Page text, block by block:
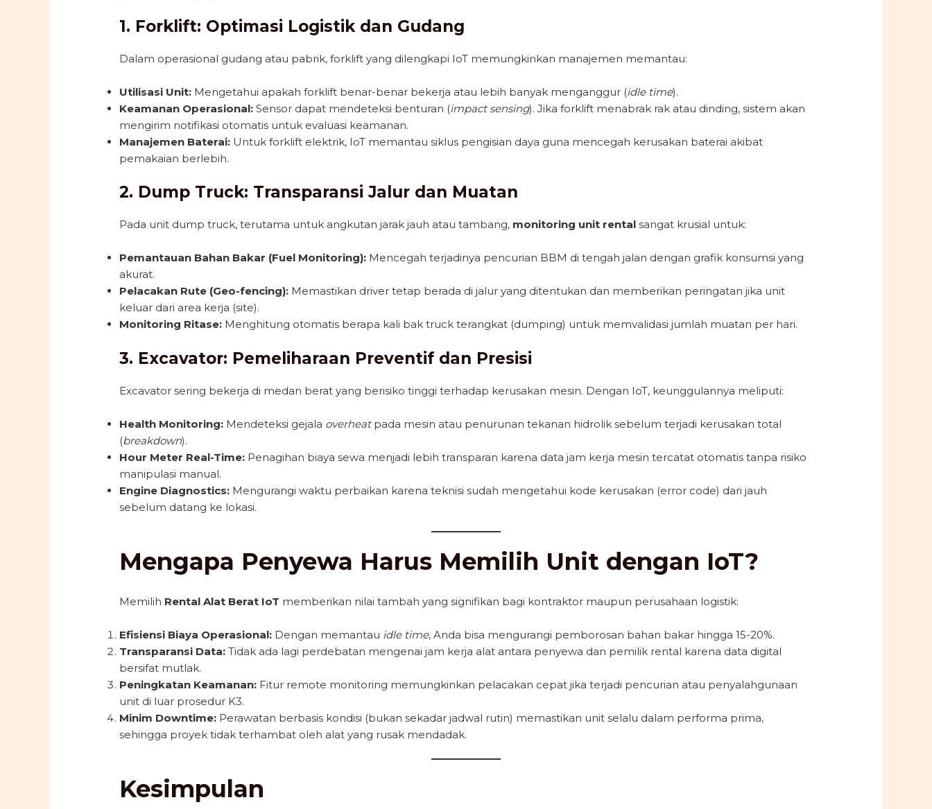
1. Forklift: Optimasi Logistik dan Gudang
Dalam operasional gudang atau pabrik, forklift yang dilengkapi IoT memungkinkan manajemen memantau:
Utilisasi Unit: Mengetahui apakah forklift benar-benar bekerja atau lebih banyak menganggur (idle time).
Keamanan Operasional: Sensor dapat mendeteksi benturan (impact sensing). Jika forklift menabrak rak atau dinding, sistem akan
mengirim notifikasi otomatis untuk evaluasi keamanan.
Manajemen Baterai: Untuk forklift elektrik, IoT memantau siklus pengisian daya guna mencegah kerusakan baterai akibat
pemakaian berlebih.
2. Dump Truck: Transparansi Jalur dan Muatan
Pada unit dump truck, terutama untuk angkutan jarak jauh atau tambang, monitoring unit rental sangat krusial untuk:
Pemantauan Bahan Bakar (Fuel Monitoring): Mencegah terjadinya pencurian BBM di tengah jalan dengan grafik konsumsi yang
akurat.
Pelacakan Rute (Geo-fencing): Memastikan driver tetap berada di jalur yang ditentukan dan memberikan peringatan jika unit
keluar dari area kerja (site).
Monitoring Ritase: Menghitung otomatis berapa kali bak truck terangkat (dumping) untuk memvalidasi jumlah muatan per hari.
3. Excavator: Pemeliharaan Preventif dan Presisi
Excavator sering bekerja di medan berat yang berisiko tinggi terhadap kerusakan mesin. Dengan IoT, keunggulannya meliputi:
Health Monitoring: Mendeteksi gejala overheatpada mesin atau penurunan tekanan hidrolik sebelum terjadi kerusakan total
(breakdown).
Hour Meter Real-Time: Penagihan biaya sewa menjadi lebih transparan karena data jam kerja mesin tercatat otomatis tanpa risiko
manipulasi manual.
Engine Diagnostics: Mengurangi waktu perbaikan karena teknisi sudah mengetahui kode kerusakan (error code) dari jauh
sebelum datang ke lokasi.
Mengapa Penyewa Harus Memilih Unit dengan IoT?
Memilih Rental Alat Berat IoT memberikan nilai tambah yang signifikan bagi kontraktor maupun perusahaan logistik:
Efisiensi Biaya Operasional: Dengan memantau idle time, Anda bisa mengurangi pemborosan bahan bakar hingga 15-20%.
Transparansi Data: Tidak ada lagi perdebatan mengenai jam kerja alat antara penyewa dan pemilik rental karena data digital
bersifat mutlak.
Peningkatan Keamanan: Fitur remote monitoring memungkinkan pelacakan cepat jika terjadi pencurian atau penyalahgunaan
unit di luar prosedur K3.
Minim Downtime: Perawatan berbasis kondisi (bukan sekadar jadwal rutin) memastikan unit selalu dalam performa prima,
sehingga proyek tidak terhambat oleh alat yang rusak mendadak.
Kesimpulan